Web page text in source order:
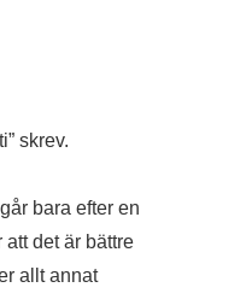
skrev.
bara efter en
det är bättre
allt annat